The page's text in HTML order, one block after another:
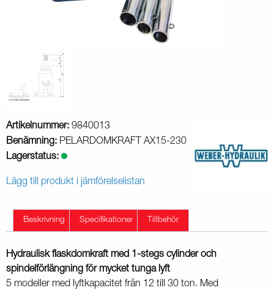
Artikelnummer: 9840013
Benämning: PELARDOMKRAFT AX15-230
Lagerstatus:
Lägg till produkt i jämförelselistan
Beskrivning Specifikationer Tillbehör
Hydraulisk flaskdomkraft med 1-stegs cylinder och
spindelförlängning för mycket tunga lyft
5 modeller med lyftkapacitet från 12 till 30 ton. Med